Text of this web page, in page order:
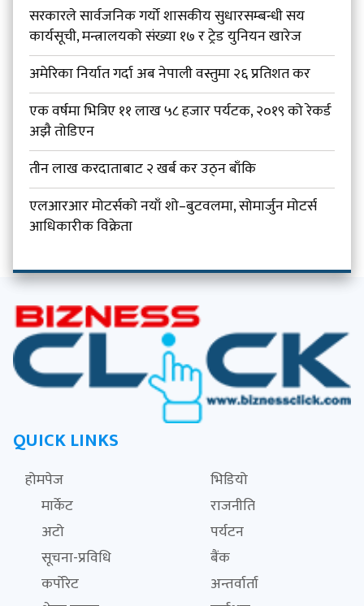
सरकारले सार्वजनिक गर्यो शासकीय सुधारसम्बन्धी सय
कार्यसूची, मन्त्रालयको संख्या १७ र ट्रेड युनियन खारेज
अमेरिका निर्यात गर्दा अब नेपाली वस्तुमा २६ प्रतिशत कर
एक वर्षमा भित्रिए ११ लाख ५८ हजार पर्यटक, २०१९ को रेकर्ड
अझै तोडिएन
तीन लाख करदाताबाट २ खर्ब कर उठ्न बाँकि
एलआरआर मोटर्सको नयाँ शो–बुटवलमा, सोमार्जुन मोटर्स
आधिकारीक विक्रेता
QUICK LINKS
होमपेज
भिडियो
मार्केट
राजनीति
अटो
पर्यटन
सूचना-प्रविधि
बैंक
कर्पोरेट
अन्तर्वार्ता